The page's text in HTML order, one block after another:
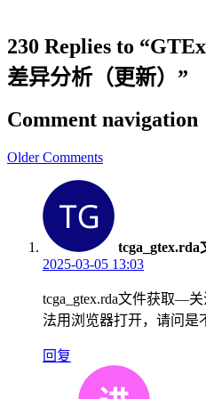
230 Replies to
差异分析（更新）”
Comment navigation
Older Comments
tcga_gtex.rda
2025-03-05 13:03
tcga_gtex.rda文件获取—
法用浏览器打开，请问是
回复